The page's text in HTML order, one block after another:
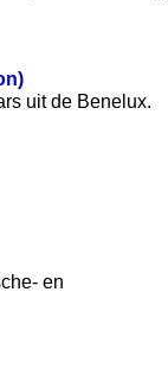
uit de Benelux.
en